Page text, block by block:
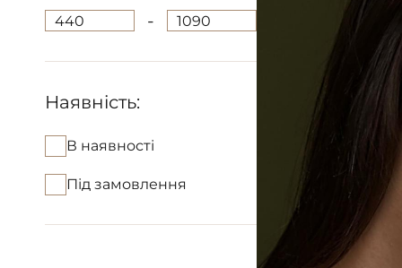
440 - 1090
Наявність:
В наявності
Під замовлення